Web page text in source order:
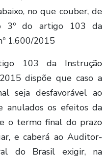
no que couber, de
3º do artigo 103 da
1.600/2015
103 da Instrução
dispõe que caso a
seja desfavorável ao
anulados os efeitos da
o termo final do prazo
e caberá ao Auditor-
do Brasil exigir, na